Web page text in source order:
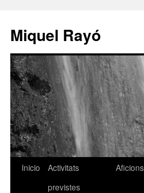
Miquel Rayó
Inicio
Activitats
previstes
Aficions